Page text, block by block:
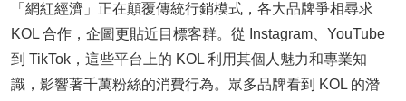
「網紅經濟」正在顛覆傳統行銷模式，各大品牌爭相尋求
KOL 合作，企圖更貼近目標客群。從 Instagram、YouTube
到 TikTok，這些平台上的 KOL 利用其個人魅力和專業知
識，影響著千萬粉絲的消費行為。眾多品牌看到 KOL 的潛